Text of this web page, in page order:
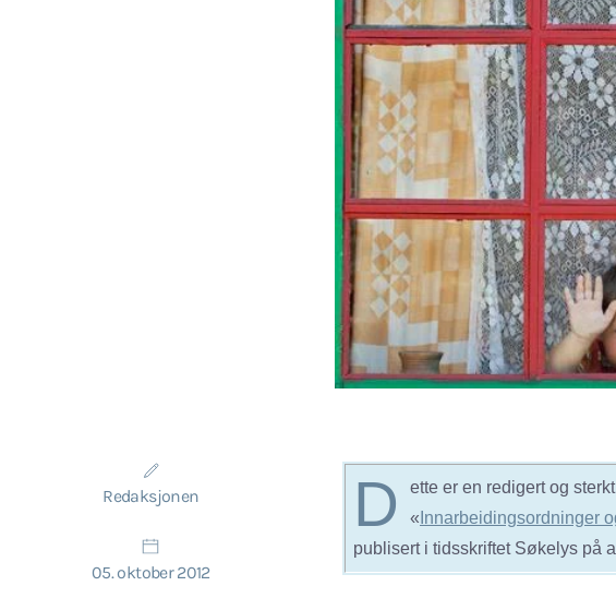
Redaksjonen
05. oktober 2012
D
ette er en redigert og
« Innarbeidingsordninger
publisert i tidsskriftet Søkelys på